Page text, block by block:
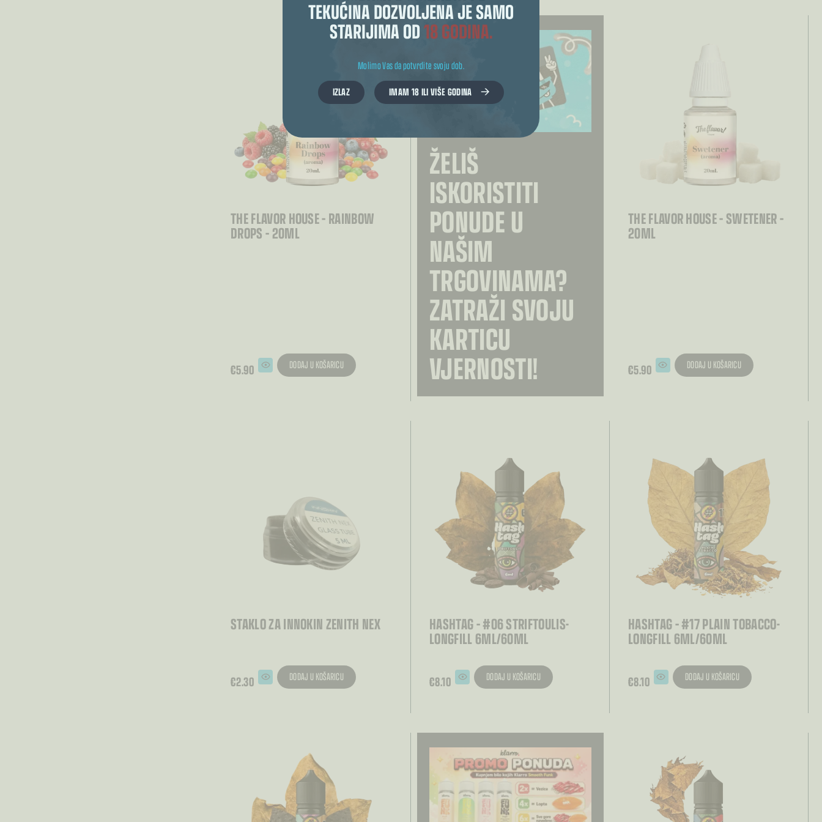
TEKUĆINA DOZVOLJENA JE SAMO
STARIJIMA OD18 GODINA.
Molimo Vas da potvrdite svoju dob.
IMAM 18 ILI VIŠE GODINA
IZLAZ
THE FLAVOR HOUSE – RAINBOW
DROPS – 20ML
€5.90 DODAJ U KOŠARICU
ŽELIŠ
ISKORISTITI
PONUDE U
NAŠIM
TRGOVINAMA?
ZATRAŽI SVOJU
KARTICU
VJERNOSTI!
THE FLAVOR HOUSE – SWETENER –
20ML
€5.90 DODAJ U KOŠARICU
STAKLO ZA INNOKIN ZENITH NEX
€2.30 DODAJ U KOŠARICU
HASHTAG – #06 STRIFTOULIS-
LONGFILL 6ML/60ML
€8.10 DODAJ U KOŠARICU
HASHTAG – #17 PLAIN TOBACCO-
LONGFILL 6ML/60ML
€8.10 DODAJ U KOŠARICU